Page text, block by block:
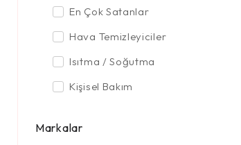
En Çok Satanlar
Hava Temizleyiciler
Isıtma / Soğutma
Kişisel Bakım
Outlet/Depo
Markalar